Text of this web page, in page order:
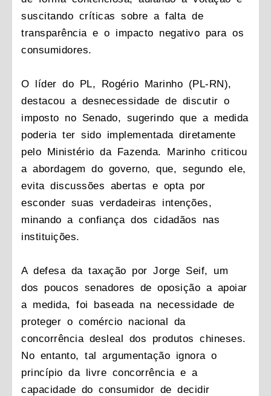
suscitando críticas sobre a falta de
transparência e o impacto negativo para os
consumidores.
O líder do PL, Rogério Marinho (PL-RN),
destacou a desnecessidade de discutir o
imposto no Senado, sugerindo que a medida
poderia ter sido implementada diretamente
pelo Ministério da Fazenda. Marinho criticou
a abordagem do governo, que, segundo ele,
evita discussões abertas e opta por
esconder suas verdadeiras intenções,
minando a confiança dos cidadãos nas
instituições.
A defesa da taxação por Jorge Seif, um
dos poucos senadores de oposição a apoiar
a medida, foi baseada na necessidade de
proteger o comércio nacional da
concorrência desleal dos produtos chineses.
No entanto, tal argumentação ignora o
princípio da livre concorrência e a
capacidade do consumidor de decidir